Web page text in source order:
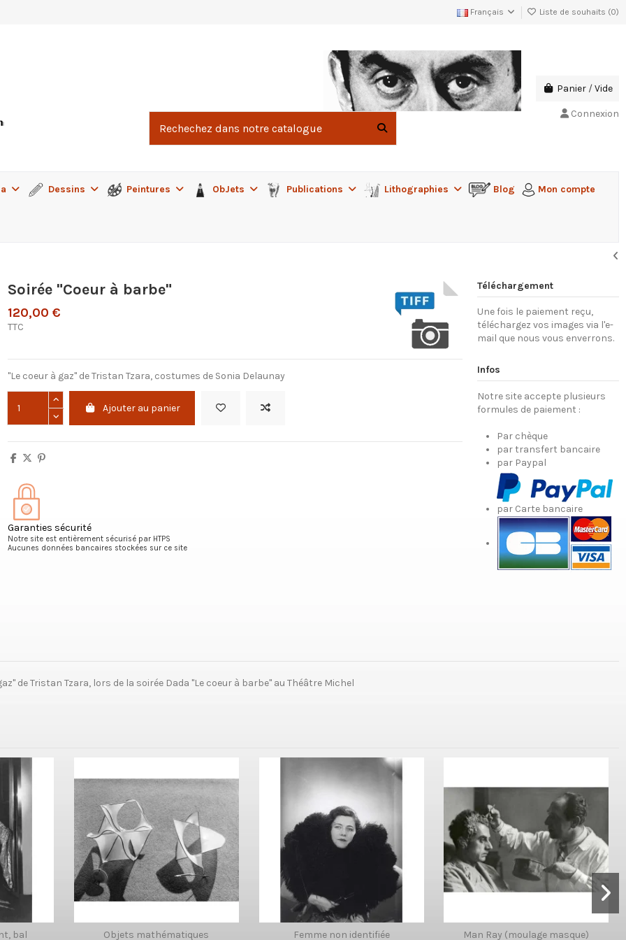
Français Liste de souhaits (0)
Panier /Vide
Connexion
Dessins Peintures ObJets Publications Lithographies Blog Mon compte
Soirée "Coeur à barbe"
120,00 €
TTC
"Le coeur à gaz" de Tristan Tzara, costumes de Sonia Delaunay
Ajouter au panier
Garanties sécurité
Notre site est entièrement sécurisé par HTPS
Aucunes données bancaires stockées sur ce site
Téléchargement
Une fois le paiement reçu,
téléchargez vos images via l'e-
mail que nous vous enverrons.
Infos
Notre site accepte plusieurs
formules de paiement :
Par chèque
par transfert bancaire
par Paypal
par Carte bancaire
de Tristan Tzara, lors de la soirée Dada "Le coeur à barbe" au Théâtre Michel
bal Objets mathématiques Femme non identifiée Man Ray (moulage masque)